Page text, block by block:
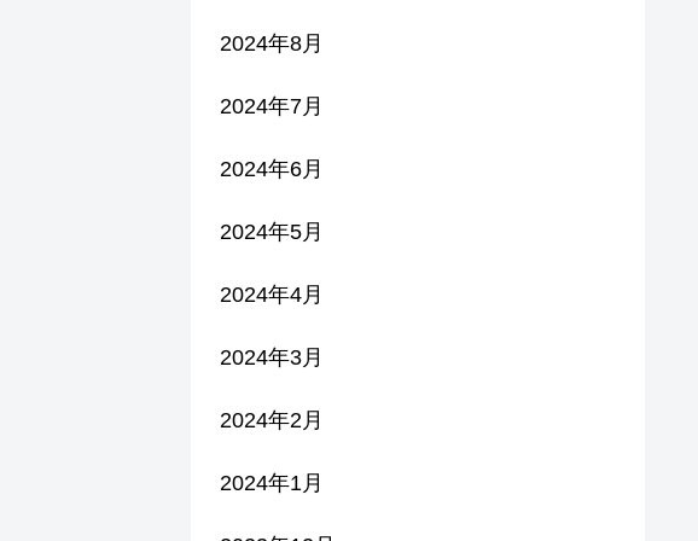
2024年8月
2024年7月
2024年6月
2024年5月
2024年4月
2024年3月
2024年2月
2024年1月